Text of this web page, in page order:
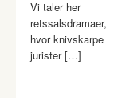
Vi taler her
retssalsdramaer,
hvor knivskarpe
jurister […]